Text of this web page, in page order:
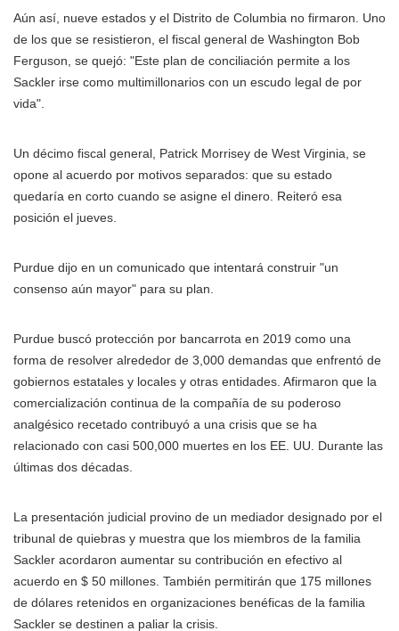
Aún así, nueve estados y el Distrito de Columbia no firmaron. Uno
de los que se resistieron, el fiscal general de Washington Bob
Ferguson, se quejó: "Este plan de conciliación permite a los
Sackler irse como multimillonarios con un escudo legal de por
vida".
Un décimo fiscal general, Patrick Morrisey de West Virginia, se
opone al acuerdo por motivos separados: que su estado
quedaría en corto cuando se asigne el dinero. Reiteró esa
posición el jueves.
Purdue dijo en un comunicado que intentará construir "un
consenso aún mayor" para su plan.
Purdue buscó protección por bancarrota en 2019 como una
forma de resolver alrededor de 3,000 demandas que enfrentó de
gobiernos estatales y locales y otras entidades. Afirmaron que la
comercialización continua de la compañía de su poderoso
analgésico recetado contribuyó a una crisis que se ha
relacionado con casi 500,000 muertes en los EE. UU. Durante las
últimas dos décadas.
La presentación judicial provino de un mediador designado por el
tribunal de quiebras y muestra que los miembros de la familia
Sackler acordaron aumentar su contribución en efectivo al
acuerdo en $ 50 millones. También permitirán que 175 millones
de dólares retenidos en organizaciones benéficas de la familia
Sackler se destinen a paliar la crisis.